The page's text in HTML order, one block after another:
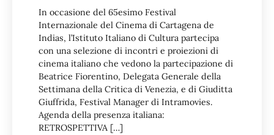
In occasione del 65esimo Festival
Internazionale del Cinema di Cartagena de
Indias, l’Istituto Italiano di Cultura partecipa
con una selezione di incontri e proiezioni di
cinema italiano che vedono la partecipazione di
Beatrice Fiorentino, Delegata Generale della
Settimana della Critica di Venezia, e di Giuditta
Giuffrida, Festival Manager di Intramovies.
Agenda della presenza italiana:
RETROSPETTIVA […]